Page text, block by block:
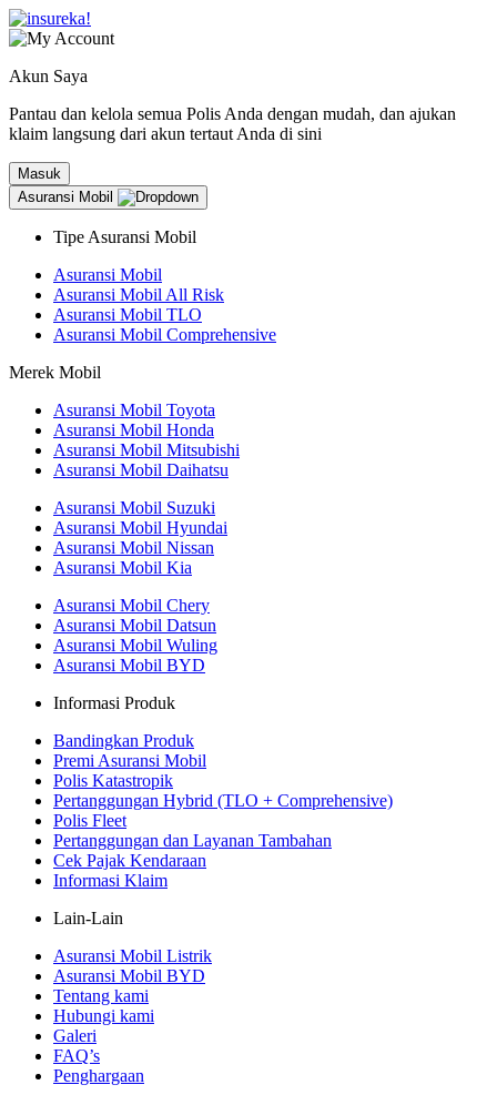
Akun Saya
Pantau dan kelola semua Polis Anda dengan mudah, dan ajukan
klaim langsung dari akun tertaut Anda di sini
Masuk
Asuransi Mobil
Tipe Asuransi Mobil
Asuransi Mobil
Asuransi Mobil All Risk
Asuransi Mobil TLO
Asuransi Mobil Comprehensive
Merek Mobil
Asuransi Mobil Toyota
Asuransi Mobil Honda
Asuransi Mobil Mitsubishi
Asuransi Mobil Daihatsu
Asuransi Mobil Suzuki
Asuransi Mobil Hyundai
Asuransi Mobil Nissan
Asuransi Mobil Kia
Asuransi Mobil Chery
Asuransi Mobil Datsun
Asuransi Mobil Wuling
Asuransi Mobil BYD
Informasi Produk
Bandingkan Produk
Premi Asuransi Mobil
Polis Katastropik
Pertanggungan Hybrid (TLO + Comprehensive)
Polis Fleet
Pertanggungan dan Layanan Tambahan
Cek Pajak Kendaraan
Informasi Klaim
Lain-Lain
Asuransi Mobil Listrik
Asuransi Mobil BYD
Tentang kami
Hubungi kami
Galeri
FAQ’s
Penghargaan